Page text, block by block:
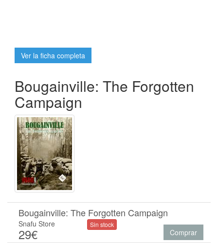
Ver la ficha completa
Bougainville: The Forgotten
Campaign
Bougainville: The Forgotten Campaign
Snafu Store
29€
Sin stock
Comprar